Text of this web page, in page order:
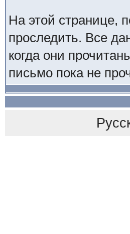
На этой странице,
проследить. Все
когда они
письмо пока не